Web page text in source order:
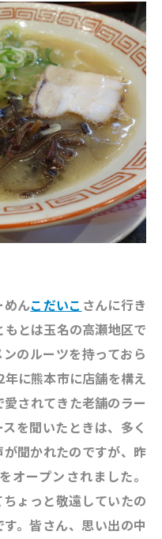
めんこだいこ さんに行き
とは玉名の高瀬地区で
のルーツを持っておら
に熊本市に店舗を構え
されてきた老舗のラー
を聞いたときは、多く
聞かれたのですが、昨
オープンされました。
ょっと敬遠していたの
。皆さん、思い出の中